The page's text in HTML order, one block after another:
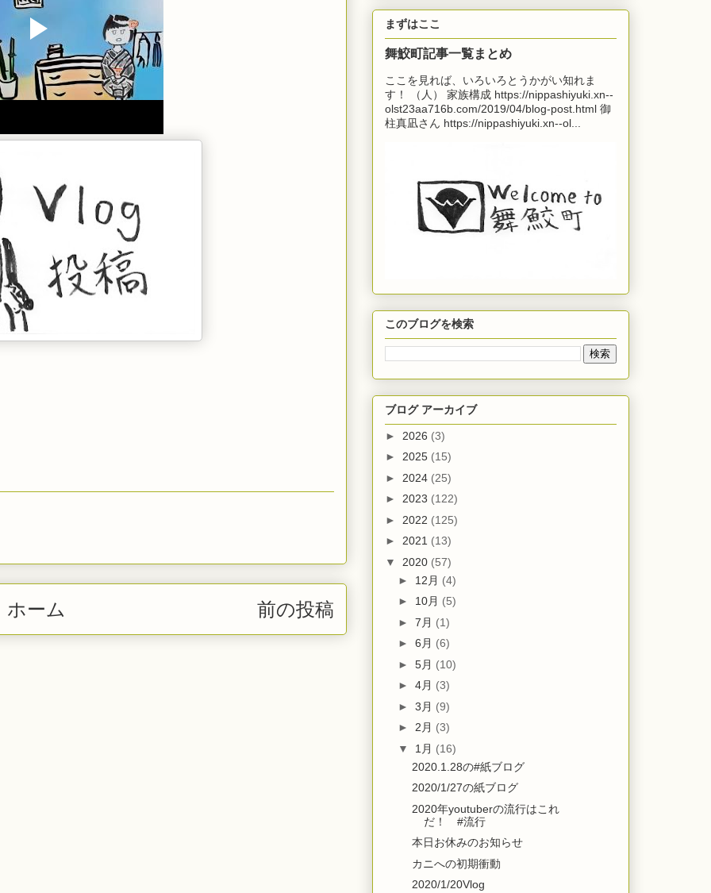
前の投稿
ホーム
まずはここ
舞鮫町記事一覧まとめ
ここを見れば、いろいろとうかがい知れま
す！ （人） 家族構成 https://nippashiyuki.xn--
olst23aa716b.com/2019/04/blog-post.html 御
柱真凪さん https://nippashiyuki.xn--ol...
このブログを検索
ブログ アーカイブ
► 2026 (3)
► 2025 (15)
► 2024 (25)
► 2023 (122)
► 2022 (125)
► 2021 (13)
▼ 2020 (57)
► 12月 (4)
► 10月 (5)
►7月 (1)
►6月 (6)
►5月 (10)
►4月 (3)
►3月 (9)
► 2月 (3)
▼ 1月 (16)
2020.1.28の#紙ブログ
2020/1/27の紙ブログ
2020年youtuberの流行はこれ
だ！ #流行
本日お休みのお知らせ
カニへの初期衝動
2020/1/20Vlog